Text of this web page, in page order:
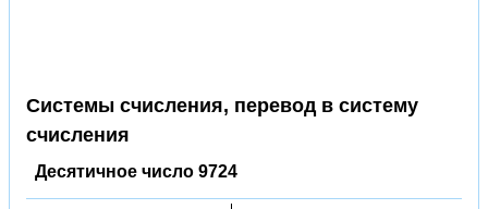
Системы счисления, перевод в систему
счисления
Десятичное число 9724